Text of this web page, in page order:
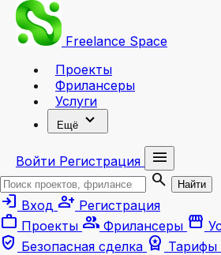
Freelance Space
Проекты
Фрилансеры
Услуги
Ещё expand_more
Войти Регистрация
menu
search
Найти
login Вход person_add Регистрация
work Проекты group Фрилансеры storefront
verified_user Безопасная сделка workspace_premium Тарифы